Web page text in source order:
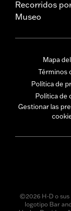
Recorridos
Museo
Mapa
Términos
Política de
Política de
Gestionar las
©2026 H-D o sus
logotipo Bar